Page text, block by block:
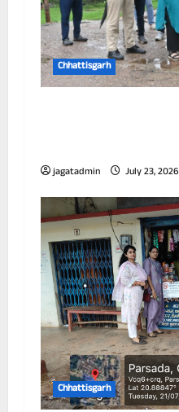
Chhattisgarh
jagatadmin July 23, 2026
Chhattisgarh